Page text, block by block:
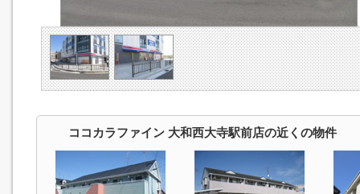
ココカラファイン 大和西大寺駅前店の近くの物件